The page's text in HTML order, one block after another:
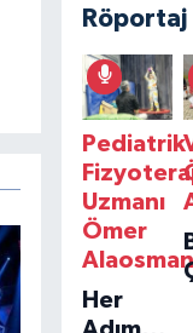
Röportaj
Pediatrik
Uzmanı
Ömer
Her